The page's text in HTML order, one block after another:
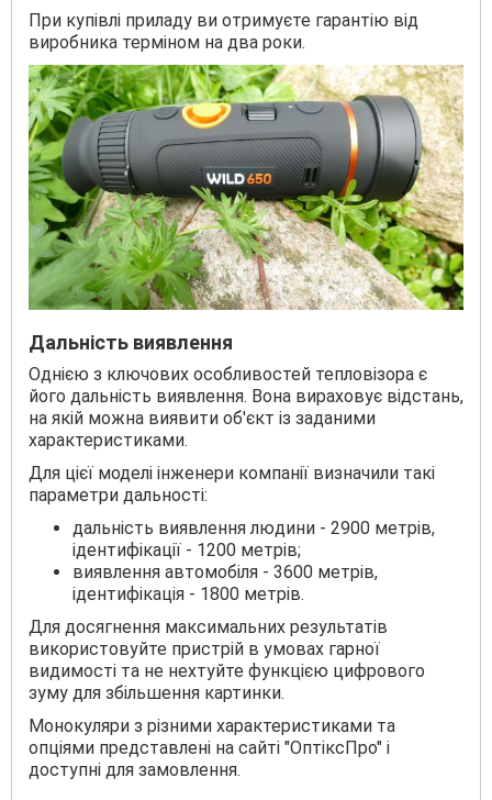
При купівлі приладу ви отримуєте гарантію від
виробника терміном на два роки.
Дальність виявлення
Однією з ключових особливостей тепловізора є
його дальність виявлення. Вона вираховує відстань,
на якій можна виявити об'єкт із заданими
характеристиками.
Для цієї моделі інженери компанії визначили такі
параметри дальності:
дальність виявлення людини - 2900 метрів,
ідентифікації - 1200 метрів;
виявлення автомобіля - 3600 метрів,
ідентифікація - 1800 метрів.
Для досягнення максимальних результатів
використовуйте пристрій в умовах гарної
видимості та не нехтуйте функцією цифрового
зуму для збільшення картинки.
Монокуляри з різними характеристиками та
опціями представлені на сайті "ОптіксПро" і
доступні для замовлення.